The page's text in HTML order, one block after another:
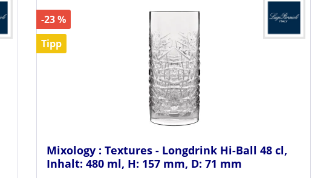
-23 %
Tipp
Mixology : Textures - Longdrink Hi-Ball 48 cl,
Inhalt: 480 ml, H: 157 mm, D: 71 mm